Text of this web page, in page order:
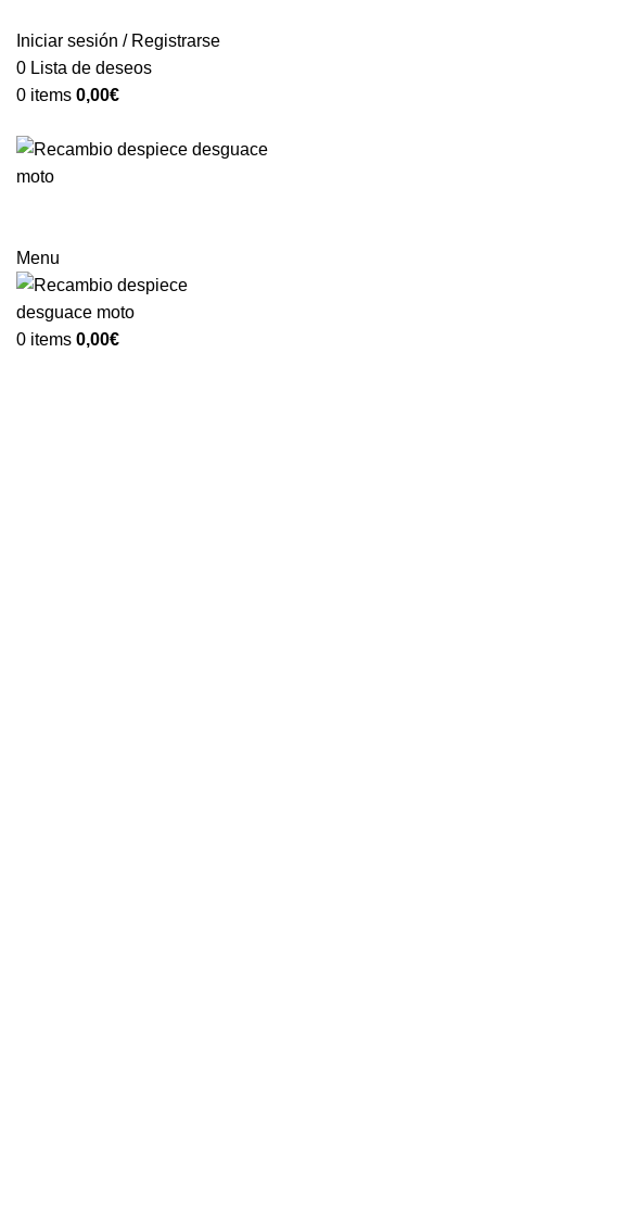
Iniciar sesión / Registrarse
0 Lista de deseos
0 items 0,00€
Menu
0 items 0,00€